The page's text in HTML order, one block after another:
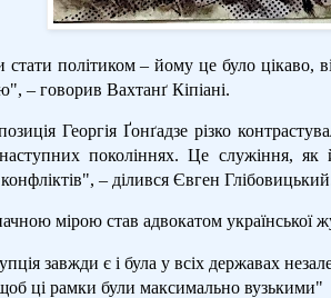
стати політиком – йому це було цікаво,
– говорив Вахтанґ Кіпіані.
Георгія Ґонґадзе різко
поколіннях. Це служіння,
– ділився Євген
мірою став адвокатом
завжди є і була у всіх державах
ці рамки були максимально вузькими"